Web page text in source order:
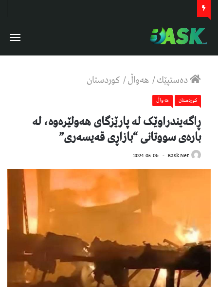
دەستپێك/ هەواڵ/ كوردستان
كوردستان هەواڵ
ڕاگەیندراوێک لە پارێزگای هەولێرەوە، لە
بارەی سووتانی “بازاڕی قەیسەرى”
Bask Net
2024-05-06